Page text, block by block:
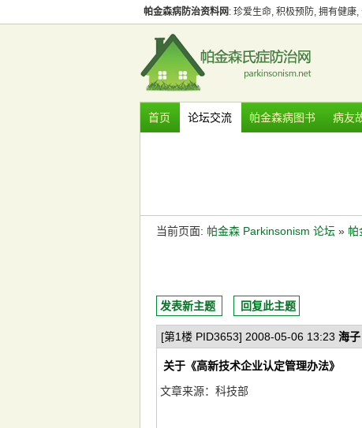
帕金森病防治资料网 : 珍爱生命, 积极预防, 拥有健康
首页 论坛交流 帕金森病图书 病友
当前页面: 帕金森 Parkinsonism 论坛 » 帕
发表新主题 回复此主题
[第1楼 PID3653] 2008-05-06 13:23 海子
关于《高新技术企业认定管理办法》
文章来源：科技部